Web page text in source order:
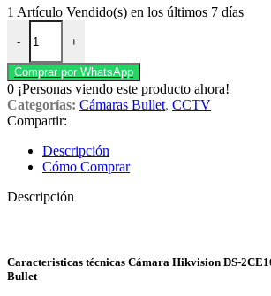
1 Artículo Vendido(s) en los últimos 7 días
-
Cámara bullet DS-2CE16H0T-ITPF 5MP
+
Comprar por WhatsApp
0 ¡Personas viendo este producto ahora!
Categorías: Cámaras Bullet, CCTV
Compartir:
Descripción
Cómo Comprar
Descripción
Caracteristicas técnicas Cámara Hikvision DS-
Bullet